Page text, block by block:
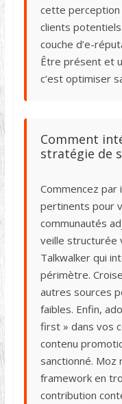
cette
clients
couche d’e-
Être présent et
c’est optimiser
Comment
stratégie de
Commencez
pertinents pour
communautés
veille structurée
Talkwalker qui
périmètre.
autres sources
faibles. Enfin,
first » dans vos
contenu
sanctionné. Moz
framework en
contribution